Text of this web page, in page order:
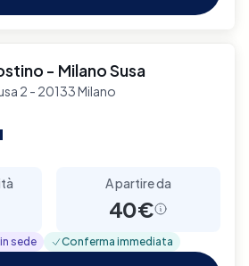
- Milano Susa
2 - 20133 Milano
A partire da
40€
sede Conferma immediata